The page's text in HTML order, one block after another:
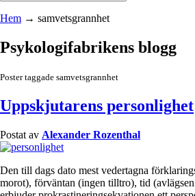
Hem → samvetsgrannhet
Psykologifabrikens blogg
Poster taggade samvetsgrannhet
Uppskjutarens personlighet
Postat av Alexander Rozenthal
Den till dags dato mest vedertagna
morot), förväntan (ingen tilltro), tid